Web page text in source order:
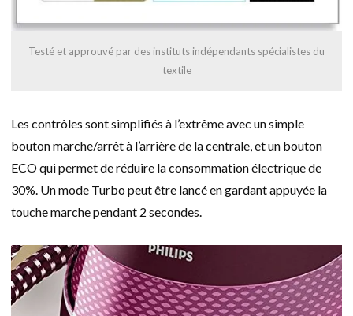
Testé et approuvé par des instituts indépendants spécialistes du
textile
Les contrôles sont simplifiés à l’extrême avec un simple
bouton marche/arrêt à l’arrière de la centrale, et un bouton
ECO qui permet de réduire la consommation électrique de
30%. Un mode Turbo peut être lancé en gardant appuyée la
touche marche pendant 2 secondes.